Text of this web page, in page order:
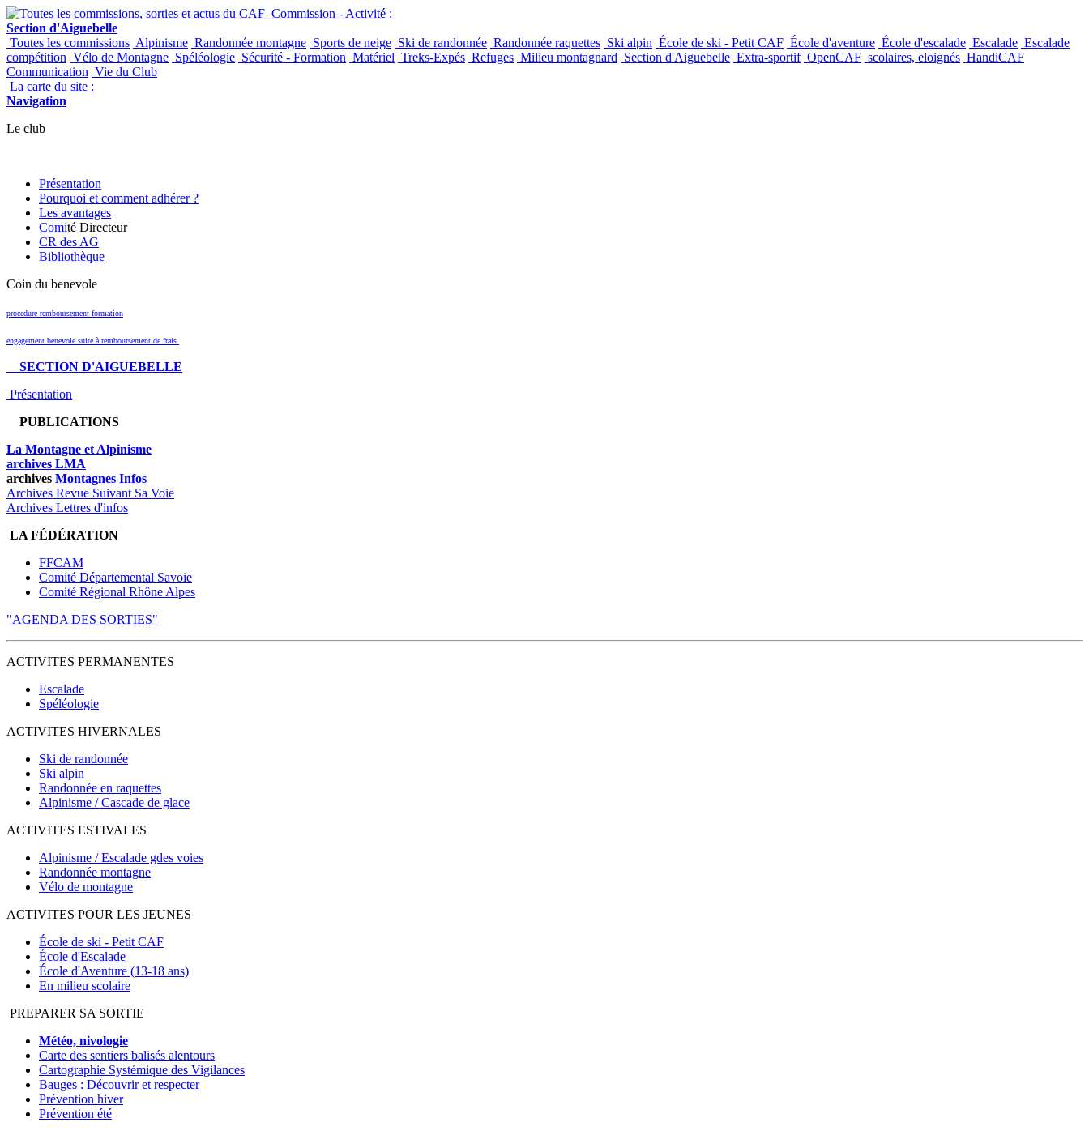
Commission - Activité :
Section d'Aiguebelle
Toutes les commissions Alpinisme Randonnée montagne Sports de neige Ski de randonnée Randonnée raquettes Ski alpin École de ski - Petit CAF École d'aventure École d'escalade Escalade Escalade
compétition Vélo de Montagne Spéléologie Sécurité - Formation Matériel Treks-Expés Refuges Milieu montagnard Section d'Aiguebelle Extra-sportif OpenCAF scolaires, eloignés HandiCAF
Communication Vie du Club
La carte du site :
Navigation
Le club
Présentation
Pourquoi et comment adhérer ?
Les avantages
Comité Directeur
CR des AG
Bibliothèque
Coin du benevole
procedure remboursement formation
engagement benevole suite à remboursement de frais
SECTION D'AIGUEBELLE
Présentation
PUBLICATIONS
La Montagne et Alpinisme
archives LMA
archives Montagnes Infos
Archives Revue Suivant Sa Voie
Archives Lettres d'infos
LA FÉDÉRATION
FFCAM
Comité Départemental Savoie
Comité Régional Rhône Alpes
"AGENDA DES SORTIES"
ACTIVITES PERMANENTES
Escalade
Spéléologie
ACTIVITES HIVERNALES
Ski de randonnée
Ski alpin
Randonnée en raquettes
Alpinisme / Cascade de glace
ACTIVITES ESTIVALES
Alpinisme / Escalade gdes voies
Randonnée montagne
Vélo de montagne
ACTIVITES POUR LES JEUNES
École de ski - Petit CAF
École d'Escalade
École d'Aventure (13-18 ans)
En milieu scolaire
PREPARER SA SORTIE
Météo, nivologie
Carte des sentiers balisés alentours
Cartographie Systémique des Vigilances
Bauges : Découvrir et respecter
Prévention hiver
Prévention été